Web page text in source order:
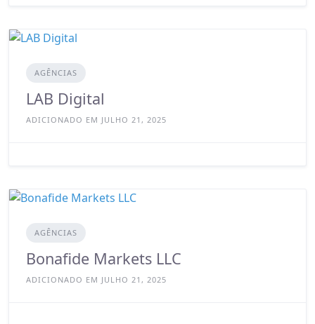
AGÊNCIAS
LAB Digital
ADICIONADO EM JULHO 21, 2025
AGÊNCIAS
Bonafide Markets LLC
ADICIONADO EM JULHO 21, 2025